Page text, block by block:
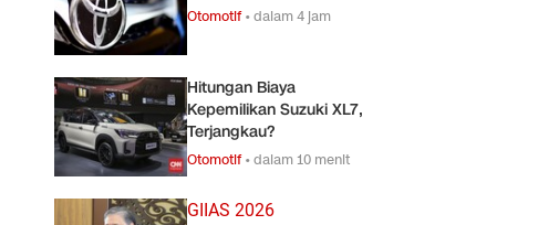
Otomotif•dalam 4 jam
Hitungan Biaya
Kepemilikan Suzuki XL7,
Terjangkau?
Otomotif•dalam 10 menit
GIIAS 2026